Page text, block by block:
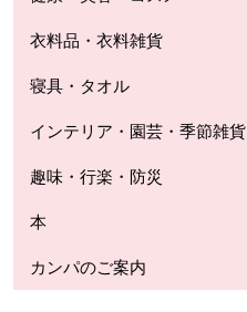
衣料品・衣料雑貨
寝具・タオル
インテリア・園芸・季節雑貨
趣味・行楽・防災
本
カンパのご案内